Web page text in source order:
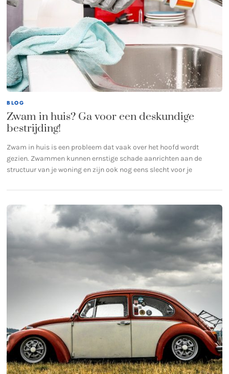
BLOG
Zwam in huis? Ga voor een deskundige
bestrijding!
Zwam in huis is een probleem dat vaak over het hoofd wordt
gezien. Zwammen kunnen ernstige schade aanrichten aan de
structuur van je woning en zijn ook nog eens slecht voor je